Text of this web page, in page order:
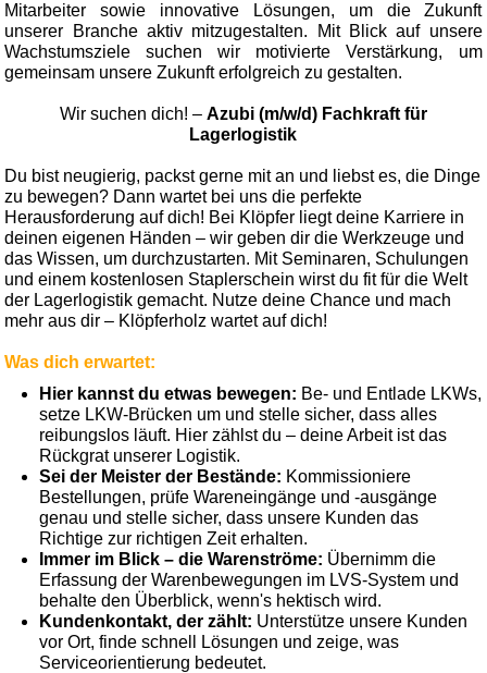
Mitarbeiter sowie innovative Lösungen, um die Zukunft
unserer Branche aktiv mitzugestalten. Mit Blick auf unsere
Wachstumsziele suchen wir motivierte Verstärkung, um
gemeinsam unsere Zukunft erfolgreich zu gestalten.
Wir suchen dich! – Azubi (m/w/d) Fachkraft für
Lagerlogistik
Du bist neugierig, packst gerne mit an und liebst es, die Dinge
zu bewegen? Dann wartet bei uns die perfekte
Herausforderung auf dich! Bei Klöpfer liegt deine Karriere in
deinen eigenen Händen – wir geben dir die Werkzeuge und
das Wissen, um durchzustarten. Mit Seminaren, Schulungen
und einem kostenlosen Staplerschein wirst du fit für die Welt
der Lagerlogistik gemacht. Nutze deine Chance und mach
mehr aus dir – Klöpferholz wartet auf dich!
Was dich erwartet:
Hier kannst du etwas bewegen: Be- und Entlade LKWs,
setze LKW-Brücken um und stelle sicher, dass alles
reibungslos läuft. Hier zählst du – deine Arbeit ist das
Rückgrat unserer Logistik.
Sei der Meister der Bestände: Kommissioniere
Bestellungen, prüfe Wareneingänge und -ausgänge
genau und stelle sicher, dass unsere Kunden das
Richtige zur richtigen Zeit erhalten.
Immer im Blick – die Warenströme: Übernimm die
Erfassung der Warenbewegungen im LVS-System und
behalte den Überblick, wenn's hektisch wird.
Kundenkontakt, der zählt: Unterstütze unsere Kunden
vor Ort, finde schnell Lösungen und zeige, was
Serviceorientierung bedeutet.